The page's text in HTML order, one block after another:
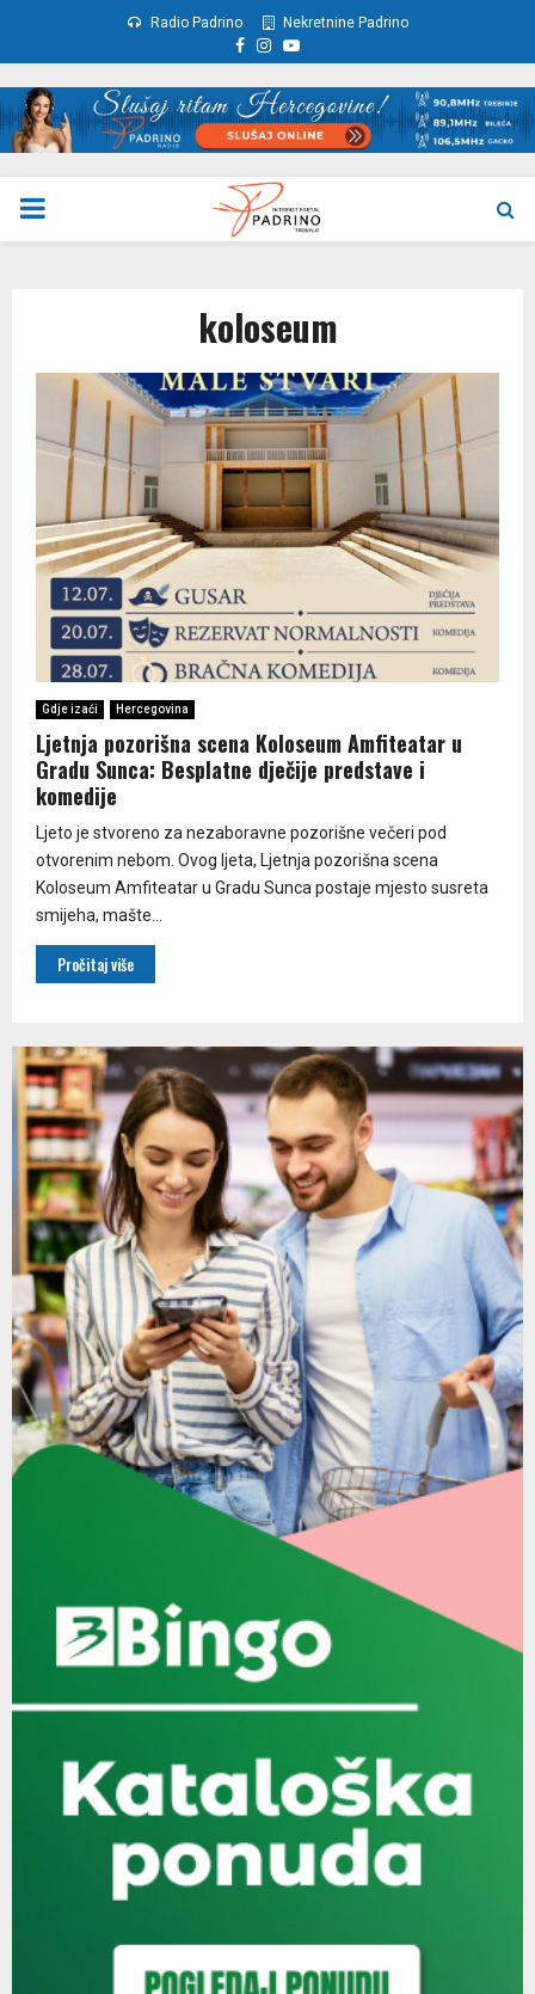
Radio Padrino Nekretnine Padrino
Facebook
Instagram
Youtube
PRIMARY
koloseum
Gdje izaći Hercegovina
Ljetnja pozorišna scena Koloseum Amfiteatar u
Gradu Sunca: Besplatne dječije predstave i
komedije
Ljeto je stvoreno za nezaboravne pozorišne večeri pod
otvorenim nebom. Ovog ljeta, Ljetnja pozorišna scena
Koloseum Amfiteatar u Gradu Sunca postaje mjesto susreta
smijeha, mašte...
Pročitaj više